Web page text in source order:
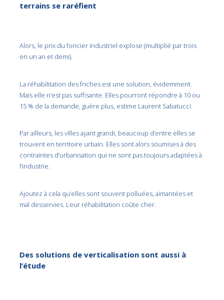
terrains se raréfient
Alors, le prix du foncier industriel explose (multiplié par trois
en un an et demi).
La réhabilitation des friches est une solution, évidemment.
Mais elle n’est pas suffisante. Elles pourront répondre à 10 ou
15 % de la demande, guère plus, estime Laurent Sabatucci.
Par ailleurs, les villes ayant grandi, beaucoup d’entre elles se
trouvent en territoire urbain. Elles sont alors soumises à des
contraintes d’urbanisation qui ne sont pas toujours adaptées à
l’industrie.
Ajoutez à cela qu’elles sont souvent polluées, aimantées et
mal desservies. Leur réhabilitation coûte cher.
Des solutions de verticalisation sont aussi à
l’étude